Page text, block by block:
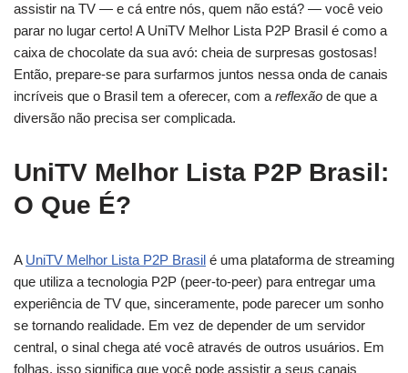
assistir na TV — e cá entre nós, quem não está? — você veio
parar no lugar certo! A UniTV Melhor Lista P2P Brasil é como a
caixa de chocolate da sua avó: cheia de surpresas gostosas!
Então, prepare-se para surfarmos juntos nessa onda de canais
incríveis que o Brasil tem a oferecer, com a reflexão de que a
diversão não precisa ser complicada.
UniTV Melhor Lista P2P Brasil:
O Que É?
A UniTV Melhor Lista P2P Brasil é uma plataforma de streaming
que utiliza a tecnologia P2P (peer-to-peer) para entregar uma
experiência de TV que, sinceramente, pode parecer um sonho
se tornando realidade. Em vez de depender de um servidor
central, o sinal chega até você através de outros usuários. Em
folhas, isso significa que você pode assistir a seus canais